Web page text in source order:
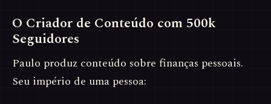
O Criador de Conteúdo com 500k
Seguidores
Paulo produz conteúdo sobre finanças pessoais.
Seu império de uma pessoa: